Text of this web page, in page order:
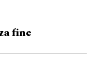
fine